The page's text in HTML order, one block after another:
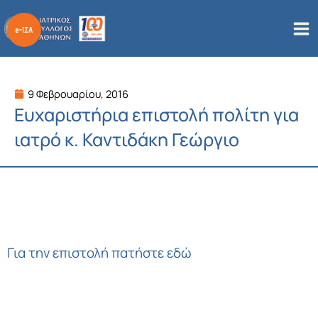
στο
περιεχόμενο
9 Φεβρουαρίου, 2016
Ευχαριστήρια επιστολή πολίτη για
ιατρό κ. Καντιδάκη Γεώργιο
Για την επιστολή πατήστε εδώ